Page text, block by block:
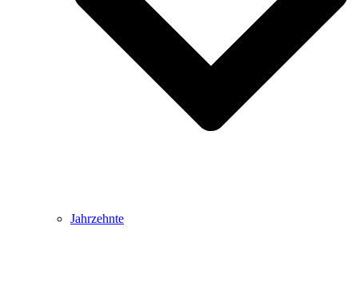
Jahrzehnte